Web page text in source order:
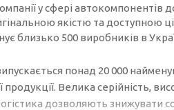
у сфері автокомпонентів
якістю та доступною
близько 500 виробників в
понад 20 000
Велика серійність,
дозволяють знижувати